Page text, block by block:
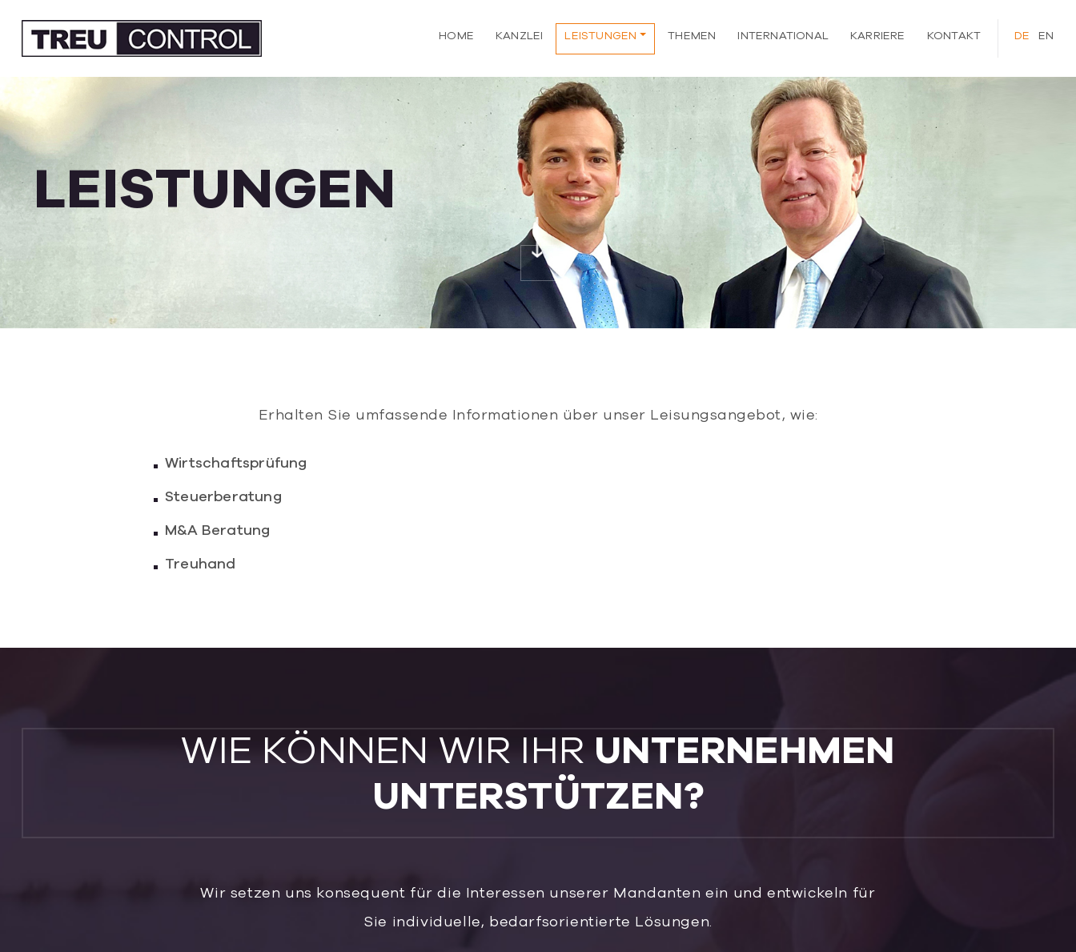
DEUTSCH
HOME KANZLEI LEISTUNGEN THEMEN INTERNATIONAL KARRIERE KONTAKT
LEISTUNGEN
Erhalten Sie umfassende Informationen über unser Leisungsangebot, wie:
Wirtschaftsprüfung
Steuerberatung
M&A Beratung
Treuhand
WIE KÖNNEN WIR IHR UNTERNEHMEN
UNTERSTÜTZEN?
Wir setzen uns konsequent für die Interessen unserer Mandanten ein und entwickeln für
Sie individuelle, bedarfsorientierte Lösungen.